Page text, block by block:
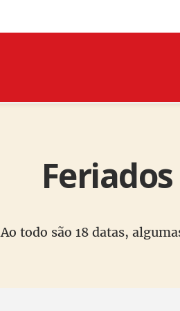
Ao todo são 18 datas,